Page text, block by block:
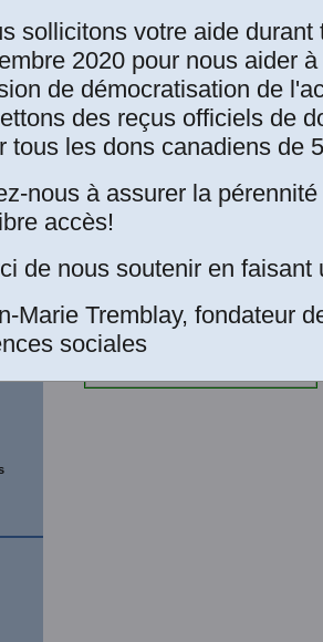
sollicitons votre aide durant
2020 pour nous aider
de démocratisation de
des reçus officiels de
tous les dons canadiens de
nous à assurer la
accès!
de nous soutenir en faisant
Marie Tremblay, fondateur
sociales